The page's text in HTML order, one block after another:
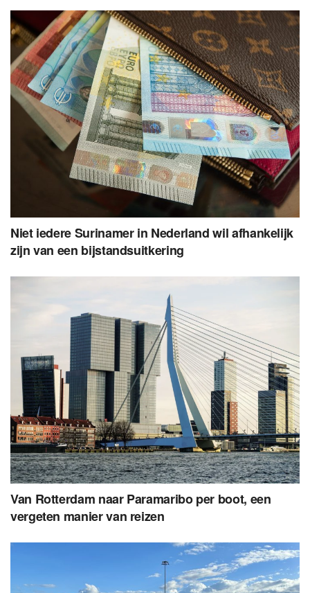
Niet iedere Surinamer in Nederland wil afhankelijk
zijn van een bijstandsuitkering
Van Rotterdam naar Paramaribo per boot, een
vergeten manier van reizen